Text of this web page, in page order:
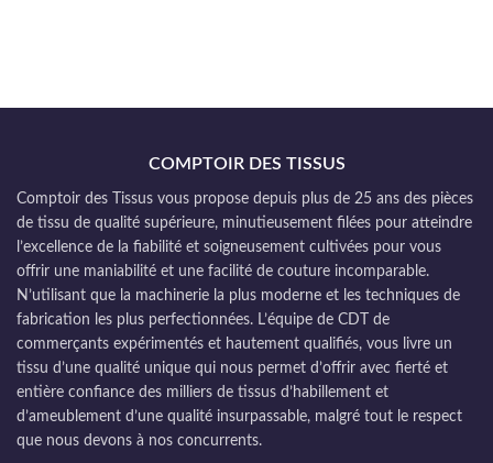
COMPTOIR DES TISSUS
Comptoir des Tissus vous propose depuis plus de 25 ans des pièces
de tissu de qualité supérieure, minutieusement filées pour atteindre
l’excellence de la fiabilité et soigneusement cultivées pour vous
offrir une maniabilité et une facilité de couture incomparable.
N’utilisant que la machinerie la plus moderne et les techniques de
fabrication les plus perfectionnées. L’équipe de CDT de
commerçants expérimentés et hautement qualifiés, vous livre un
tissu d’une qualité unique qui nous permet d’offrir avec fierté et
entière confiance des milliers de tissus d’habillement et
d’ameublement d’une qualité insurpassable, malgré tout le respect
que nous devons à nos concurrents.